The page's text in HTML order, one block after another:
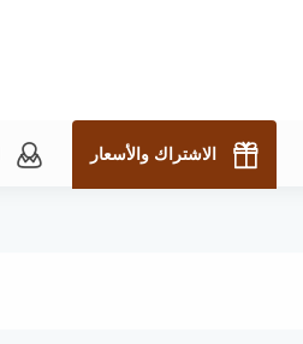
الاشتراك والأسعار